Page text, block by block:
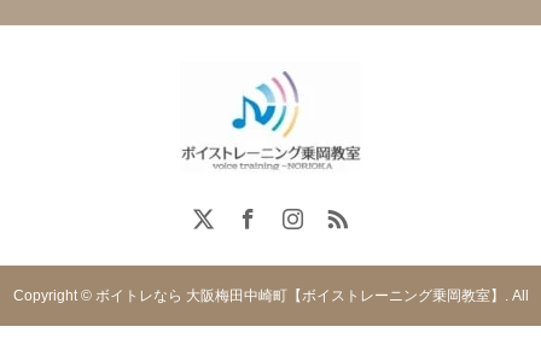
Copyright © ボイトレなら 大阪梅田中崎町【ボイストレーニング乗岡教室】. All